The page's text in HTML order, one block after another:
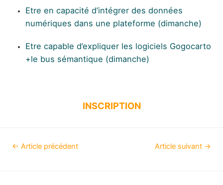
Etre en capacité d’intégrer des données
numériques dans une plateforme (dimanche)
Etre capable d’expliquer les logiciels Gogocarto
+le bus sémantique (dimanche)
INSCRIPTION
← Article précédent Article suivant →